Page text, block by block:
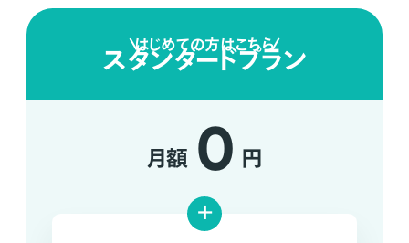
はじめての方はこちら
スタンダードプラン
月額 0 円
+